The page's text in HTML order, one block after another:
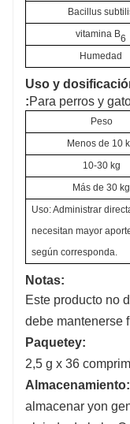
Bacillus
vitamina B6
Humedad
Uso y
:Para perros y
Peso
Menos de 10
10-30 kg
Más de 30 kg
Uso: Administrar
necesitan mayor
según corresponda.
Notas:
Este producto no
debe mantenerse
Paquetey:
2,5 g x 36
Almacenamiento:
almacenar yon